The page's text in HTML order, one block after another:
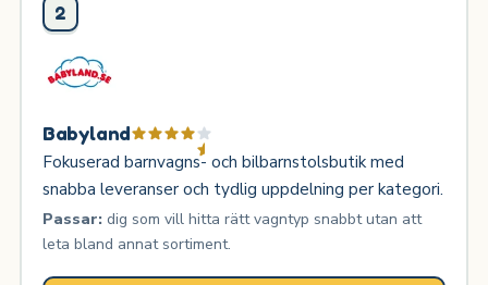
2
Babyland
Fokuserad barnvagns- och bilbarnstolsbutik med
snabba leveranser och tydlig uppdelning per kategori.
Passar:dig som vill hitta rätt vagntyp snabbt utan att
leta bland annat sortiment.